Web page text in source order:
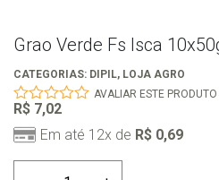
Grao Verde Fs Isca
CATEGORIAS: DIPIL, LOJA AGRO
0
out
of
AVALIAR ESTE PRODUTO
R$ 7,02
Em até 12x de R$ 0,69